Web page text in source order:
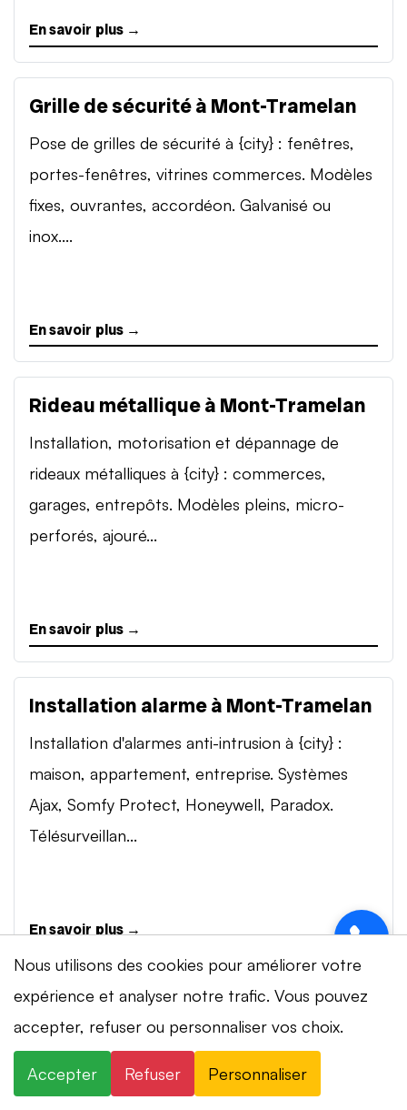
En savoir plus →
Grille de sécurité à Mont-Tramelan
Pose de grilles de sécurité à {city} : fenêtres,
portes-fenêtres, vitrines commerces. Modèles
fixes, ouvrantes, accordéon. Galvanisé ou
inox....
En savoir plus →
Rideau métallique à Mont-Tramelan
Installation, motorisation et dépannage de
rideaux métalliques à {city} : commerces,
garages, entrepôts. Modèles pleins, micro-
perforés, ajouré...
En savoir plus →
Installation alarme à Mont-Tramelan
Installation d'alarmes anti-intrusion à {city} :
maison, appartement, entreprise. Systèmes
Ajax, Somfy Protect, Honeywell, Paradox.
Télésurveillan...
En savoir plus →
Vidéosurveillance à Mont-Tramelan
Installation de systèmes de vidéosurveillance à
{city} : caméras IP 4K, visionnage smartphone,
Nous utilisons des cookies pour améliorer votre
expérience et analyser notre trafic. Vous pouvez
accepter, refuser ou personnaliser vos choix.
Accepter Refuser Personnaliser
⚡ Intervention en 20 min· 24h/24 · 7j/7 ·
Devis gratuit
+41 78 319 32 82
WhatsApp